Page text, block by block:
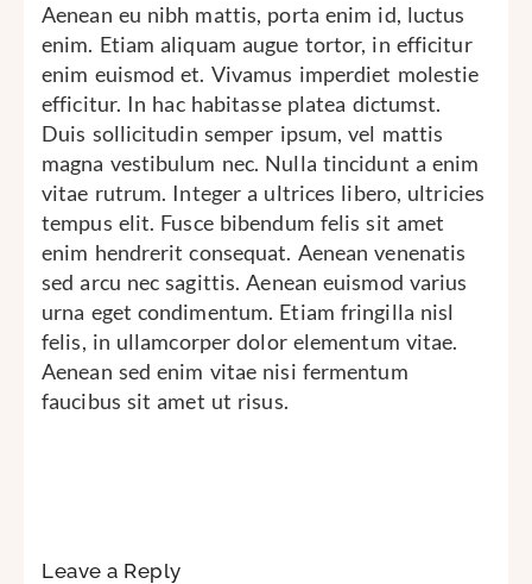
Aenean eu nibh mattis, porta enim id, luctus
enim. Etiam aliquam augue tortor, in efficitur
enim euismod et. Vivamus imperdiet molestie
efficitur. In hac habitasse platea dictumst.
Duis sollicitudin semper ipsum, vel mattis
magna vestibulum nec. Nulla tincidunt a enim
vitae rutrum. Integer a ultrices libero, ultricies
tempus elit. Fusce bibendum felis sit amet
enim hendrerit consequat. Aenean venenatis
sed arcu nec sagittis. Aenean euismod varius
urna eget condimentum. Etiam fringilla nisl
felis, in ullamcorper dolor elementum vitae.
Aenean sed enim vitae nisi fermentum
faucibus sit amet ut risus.
Leave a Reply